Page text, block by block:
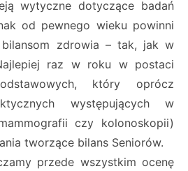
wytyczne dotyczące badań
od pewnego wieku powinni
zdrowia – tak, jak w
raz w roku w postaci
który oprócz
występujących w
czy kolonoskopii)
tworzące bilans Seniorów.
przede wszystkim ocenę